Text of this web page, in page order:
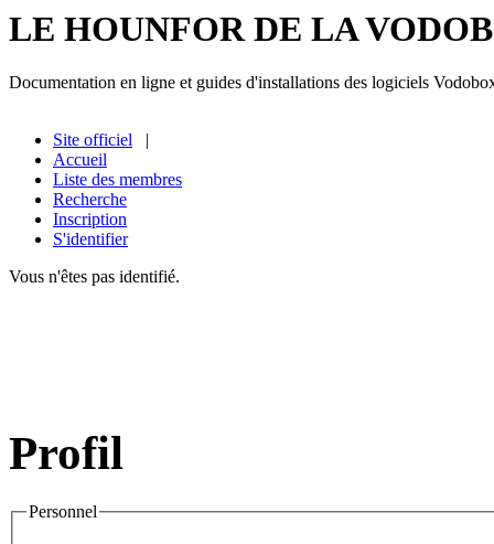
LE HOUNFOR DE LA
Documentation en ligne et guides d'installations des logiciels
Site officiel |
Accueil
Liste des membres
Recherche
Inscription
S'identifier
Vous n'êtes pas identifié.
Profil
Personnel